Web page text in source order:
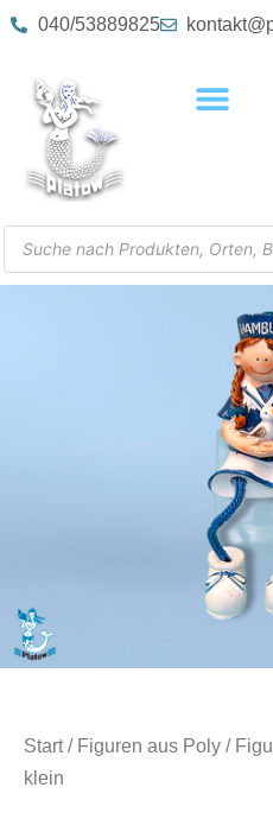
040/53889825
Start/ Figuren aus Poly /
klein